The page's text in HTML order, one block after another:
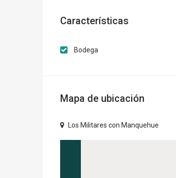
Características
Bodega
Mapa de ubicación
Los Militares con Manquehue